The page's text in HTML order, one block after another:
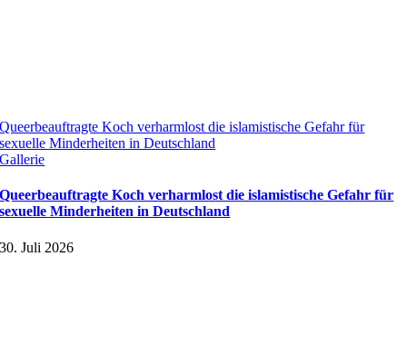
Queerbeauftragte Koch verharmlost die islamistische Gefahr für
sexuelle Minderheiten in Deutschland
Gallerie
Queerbeauftragte Koch verharmlost die islamistische Gefahr für
sexuelle Minderheiten in Deutschland
30. Juli 2026